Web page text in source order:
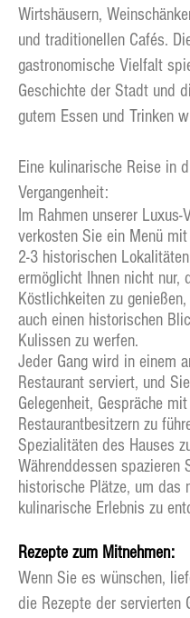
Wirtshäusern,
und traditionellen Cafés.
gastronomische Vielfalt
Geschichte der Stadt und
gutem Essen und Trinken
Eine kulinarische Reise in
Vergangenheit:
Im Rahmen unserer Luxus-
verkosten Sie ein Menü
2-3 historischen
ermöglicht Ihnen nicht nur,
Köstlichkeiten zu
auch einen historischen
Kulissen zu werfen.
Jeder Gang wird in einem
Restaurant serviert, und
Gelegenheit, Gespräche
Restaurantbesitzern zu
Spezialitäten des Hauses
Währenddessen spazieren
historische Plätze, um das
kulinarische Erlebnis zu
Rezepte zum Mitnehmen:
Wenn Sie es wünschen,
die Rezepte der servierten